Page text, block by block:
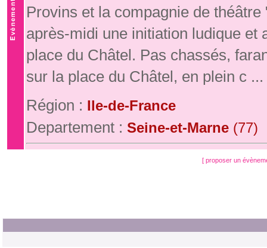
Provins et la compagnie de
après-midi une initiation ludique et
place du Châtel. Pas chassés,
sur la place du Châtel, en plein c ...
Région : Ile-de-France
Departement : Seine-et-Marne (77)
[ proposer un